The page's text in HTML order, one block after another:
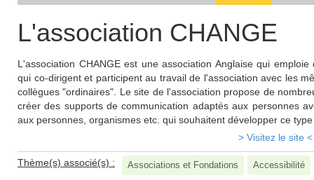
L'association CHANGE
L'association CHANGE est une association Anglaise qui
qui co-dirigent et participent au travail de l'association avec les
collègues "ordinaires". Le site de l'association propose de
créer des supports de communication adaptés aux personnes
aux personnes, organismes etc. qui souhaitent développer ce
> Visitez le site <
Thème(s) associé(s) : Associations et Fondations Accessibilité